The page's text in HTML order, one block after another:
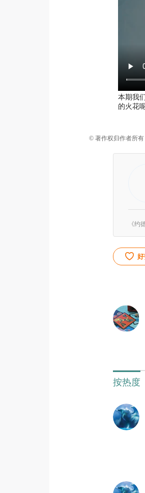
本期我
的火花
© 著作权归作者所有
按热度